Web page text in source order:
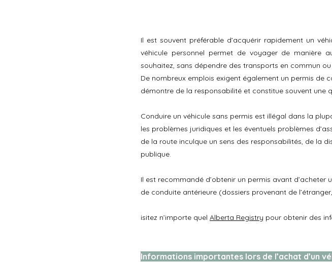
Il est souvent préférable d’acquérir rapidement un
véhicule personnel permet de voyager de manière
souhaitez, sans dépendre des transports en commun ou
De nombreux emplois exigent également un permis de
démontre de la responsabilité et constitue souvent une
Conduire un véhicule sans permis est illégal dans la
les problèmes juridiques et les éventuels problèmes
de la route inculque un sens des responsabilités, de la
publique.
Il est recommandé d’obtenir un permis avant
de conduite antérieure (dossiers provenant de
isitez n’importe quel Alberta Registry pour obtenir des
Informations importantes lors de l’achat d’un